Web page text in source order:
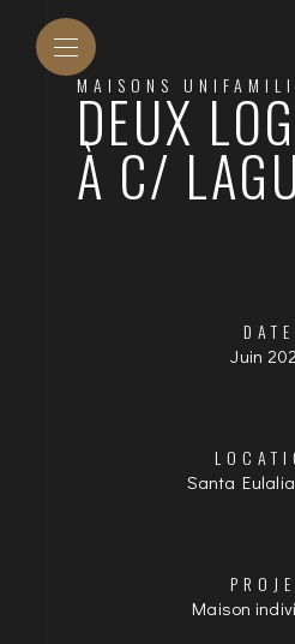
MAISONS
DEUX
À C/
DATE
Juin
Santa
Maison